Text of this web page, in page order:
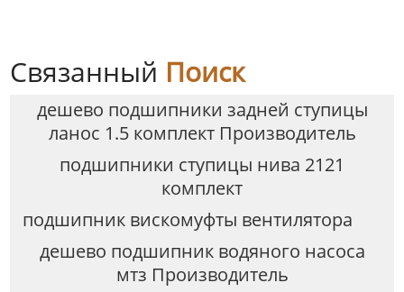
Связанный Поиск
дешево подшипники задней ступицы
ланос 1.5 комплект Производитель
подшипники ступицы нива 2121
комплект
подшипник вискомуфты вентилятора
дешево подшипник водяного насоса
мтз Производитель